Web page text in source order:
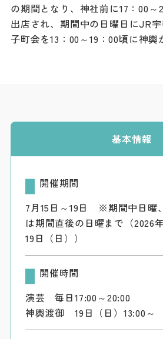
の期間となり、神社前に17：00～
出店され、期間中の日曜日にJR
子町会を13：00～19：00頃に神輿
基本情報
開催期間
7月15日～19日 ※期間中日曜
は期間直後の日曜まで（2026
19日（日））
開催時間
演芸 毎日17:00～20:00
神輿渡御 19日（日）13:00～